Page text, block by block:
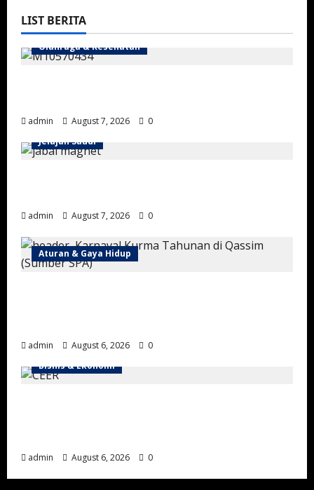
LIST BERITA
Olahraga & Kesehatan
admin August 7, 2026
0
Jelajah Saudi
admin August 7, 2026 0
Aturan & Gaya Hidup
admin August 6, 2026
0
Bisnis & Ekonomi
admin August 6, 2026 0